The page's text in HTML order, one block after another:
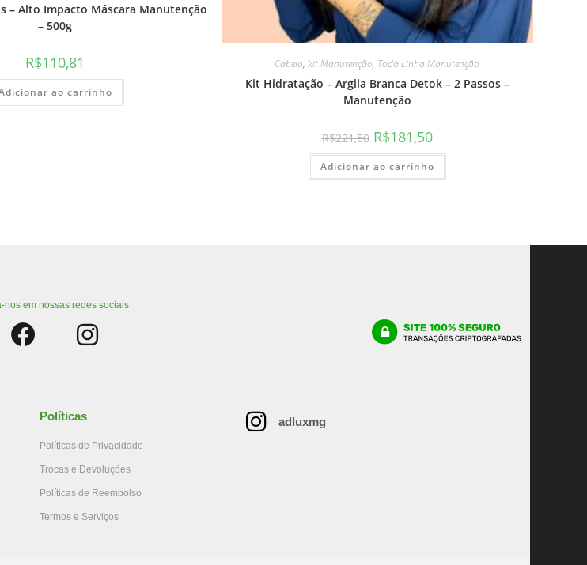
– Alto Impacto Máscara Manutenção
– 500g
R$110,81
ao carrinho
Cabelo,kit Manutenção, Toda Linha Manutenção
Kit Hidratação – Argila Branca Detok – 2 Passos –
Manutenção
R$221,50 R$181,50
Adicionar ao carrinho
nos em nossas redes sociais
Políticas
Políticas de Privacidade
Trocas e Devoluções
Políticas de Reembolso
Termos e Serviços
adluxmg